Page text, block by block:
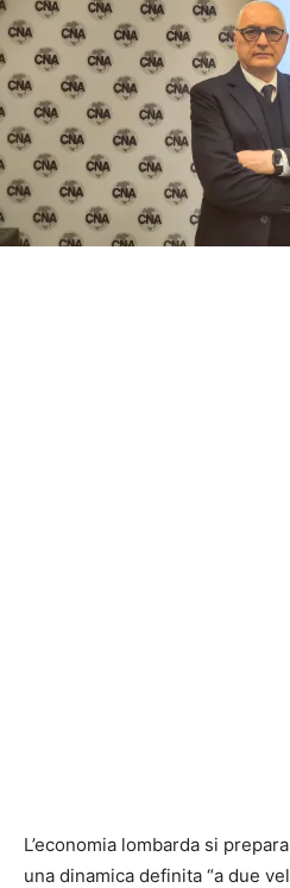
L’economia lombarda si
una dinamica definita “a due